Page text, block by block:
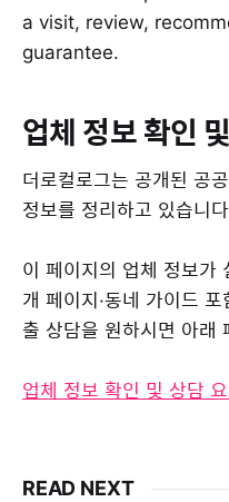
a visit, review,
guarantee.
업체 정보 확인
더로컬로그는 공개된 공
정보를 정리하고 있습니
이 페이지의 업체 정보가
개 페이지·동네 가이드
출 상담을 원하시면 아래
업체 정보 확인 및 상담 요
READ NEXT